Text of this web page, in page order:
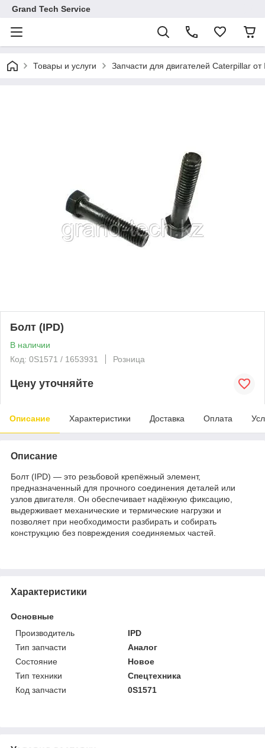
Grand Tech Service
Товары и услуги Запчасти для двигателей Caterpillar от
Болт (IPD)
В наличии
Код: 0S1571 / 1653931
Розница
Цену уточняйте
Описание Характеристики Доставка Оплата
Описание
Болт (IPD) — это резьбовой крепёжный элемент,
предназначенный для прочного соединения деталей или
узлов двигателя. Он обеспечивает надёжную фиксацию,
выдерживает механические и термические нагрузки и
позволяет при необходимости разбирать и собирать
конструкцию без повреждения соединяемых частей.
Характеристики
Основные
Производитель
IPD
Тип запчасти
Аналог
Состояние
Новое
Тип техники
Спецтехника
Код запчасти
0S1571